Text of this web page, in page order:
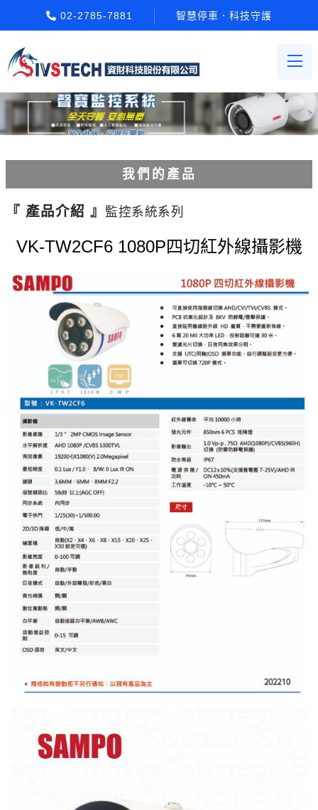
02-2785-7881 智慧停車．科技守護
我們的產品
電動柵欄機系列
Etag長距離讀卡機系列
紅綠燈號誌系統系列
人員通關管制機系列
停車場周邊系列
車輪檔防撞條系列
智能電子鎖系列
電動遮陽簾系列
監控系統系列
影視對講整合系統系列
數位看板系列
『 產品介紹 』 監控系統系列
VK-TW2CF6 1080P四切紅外線攝影機